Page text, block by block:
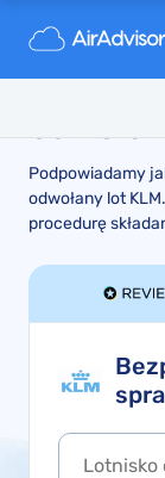
KLM -
Podpowiadamy
odwołany lot
procedurę